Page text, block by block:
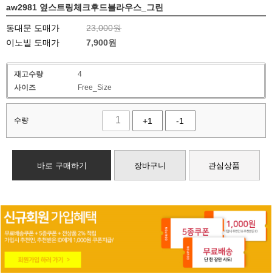
aw2981 옆스트링체크후드블라우스_그린
동대문 도매가
23,000원
이노빌 도매가
7,900원
재고수량
4
사이즈
Free_Size
수량 +1 -1
바로 구매하기 장바구니 관심상품